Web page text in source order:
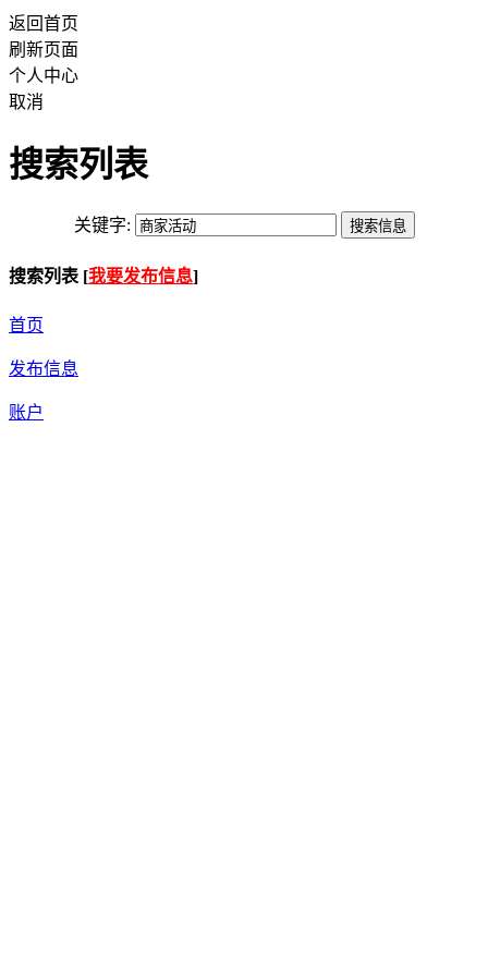
返回首页
刷新页面
个人中心
取消
搜索列表
关键字:
搜索列表 [我要发布信息]
首页
发布信息
账户